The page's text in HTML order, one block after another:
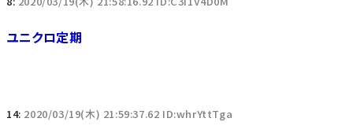
ユニクロ定期
14: 2020/03/19(木) 21:59:37.62 ID:whrYttTga